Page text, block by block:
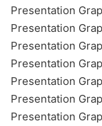
Presentation
Presentation
Presentation
Presentation
Presentation
Presentation
Presentation